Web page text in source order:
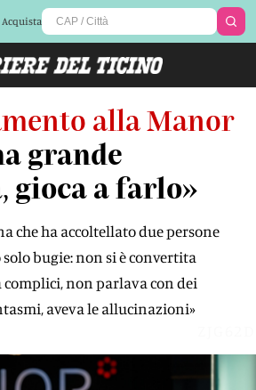
Acquista
alla Manor
grande
gioca a farlo»
che ha accoltellato due persone
bugie: non si è convertita
complici, non parlava con dei
aveva le allucinazioni»